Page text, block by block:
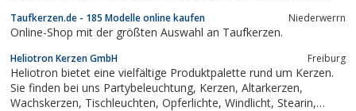
Miniaturen.Neu:Internet-Shop: krippenfiguren-puppen-
kunstdesign.yatego.com
Taufkerzen.de - 185 Modelle online kaufen Niederwerrn
Online-Shop mit der größten Auswahl an Taufkerzen.
Heliotron Kerzen GmbH Freiburg
Heliotron bietet eine vielfältige Produktpalette rund um Kerzen.
Sie finden bei uns Partybeleuchtung, Kerzen, Altarkerzen,
Wachskerzen, Tischleuchten, Opferlichte, Windlicht, Stearin,